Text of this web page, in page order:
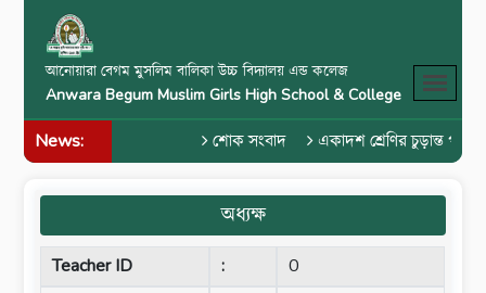
আনোয়ারা বেগম মুসলিম বালিকা উচ্চ বিদ্যালয় এন্ড কলেজ
Anwara Begum Muslim Girls High School & College
News: শোক সংবাদ একাদশ শ্রেণির চুড়ান্ত
অধ্যক্ষ
Teacher ID :
0